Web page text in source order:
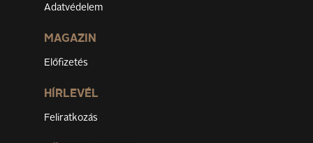
Adatvédelem
MAGAZIN
Előfizetés
HÍRLEVÉL
Feliratkozás